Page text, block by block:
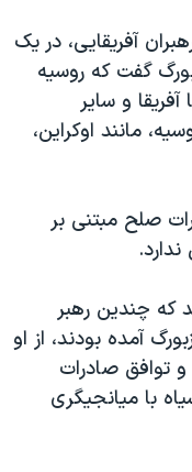
آفریقایی، در یک
گفت که روسیه
و سایر
مانند اوکراین،
صلح مبتنی بر
که چندین رهبر
آمده بودند، از او
توافق صادرات
با میانجیگری